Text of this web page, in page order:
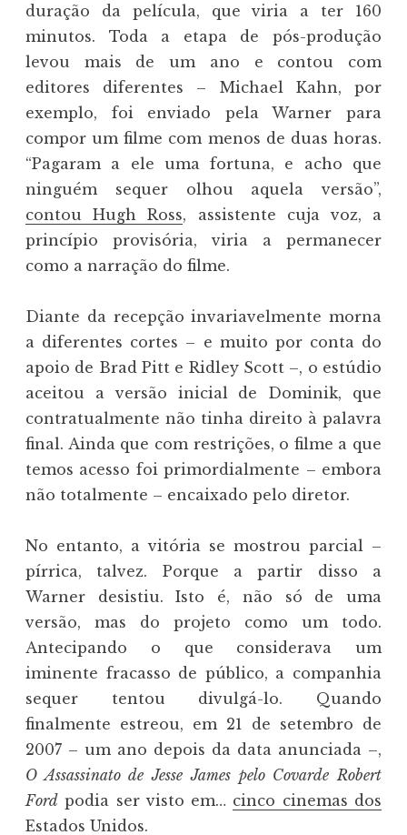
duração da película, que viria a ter 160
minutos. Toda a etapa de pós-produção
levou mais de um ano e contou com
editores diferentes – Michael Kahn, por
exemplo, foi enviado pela Warner para
compor um filme com menos de duas horas.
“Pagaram a ele uma fortuna, e acho que
ninguém sequer olhou aquela versão”,
contou Hugh Ross, assistente cuja voz, a
princípio provisória, viria a permanecer
como a narração do filme.
Diante da recepção invariavelmente morna
a diferentes cortes – e muito por conta do
apoio de Brad Pitt e Ridley Scott –, o estúdio
aceitou a versão inicial de Dominik, que
contratualmente não tinha direito à palavra
final. Ainda que com restrições, o filme a que
temos acesso foi primordialmente – embora
não totalmente – encaixado pelo diretor.
No entanto, a vitória se mostrou parcial –
pírrica, talvez. Porque a partir disso a
Warner desistiu. Isto é, não só de uma
versão, mas do projeto como um todo.
Antecipando o que considerava um
iminente fracasso de público, a companhia
sequer tentou divulgá-lo. Quando
finalmente estreou, em 21 de setembro de
2007 – um ano depois da data anunciada –,
O Assassinato de Jesse James pelo Covarde Robert
Ford podia ser visto em… cinco cinemas dos
Estados Unidos.